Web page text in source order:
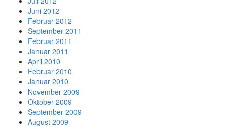
Juni 2012
Februar 2012
September 2011
Februar 2011
Januar 2011
April 2010
Februar 2010
Januar 2010
November 2009
Oktober 2009
September 2009
August 2009